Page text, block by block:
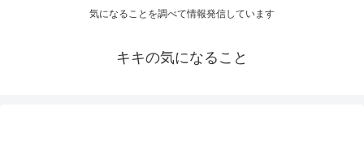
気になることを調べて情報発信しています
キキの気になること